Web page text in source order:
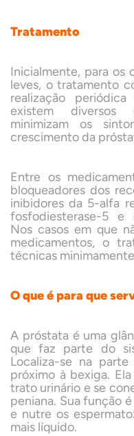
Tratamento
Inicialmente, para os
leves, o tratamento
realização
existem diversos
minimizam os
crescimento da
Entre os
bloqueadores dos
inibidores da 5-alfa
fosfodiesterase-5 e
Nos casos em que
medicamentos, o
técnicas
O que é para que
A próstata é uma
que faz parte do
Localiza-se na
próximo à bexiga.
trato urinário e se
peniana. Sua função
e nutre os
mais líquido.